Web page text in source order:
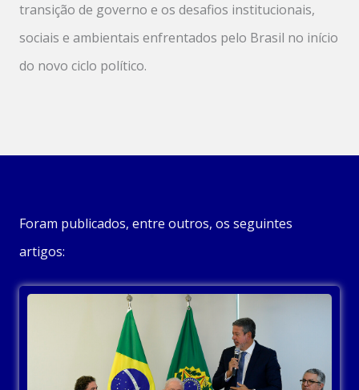
transição de governo e os desafios institucionais,
sociais e ambientais enfrentados pelo Brasil no início
do novo ciclo político.
Foram publicados, entre outros, os seguintes
artigos: